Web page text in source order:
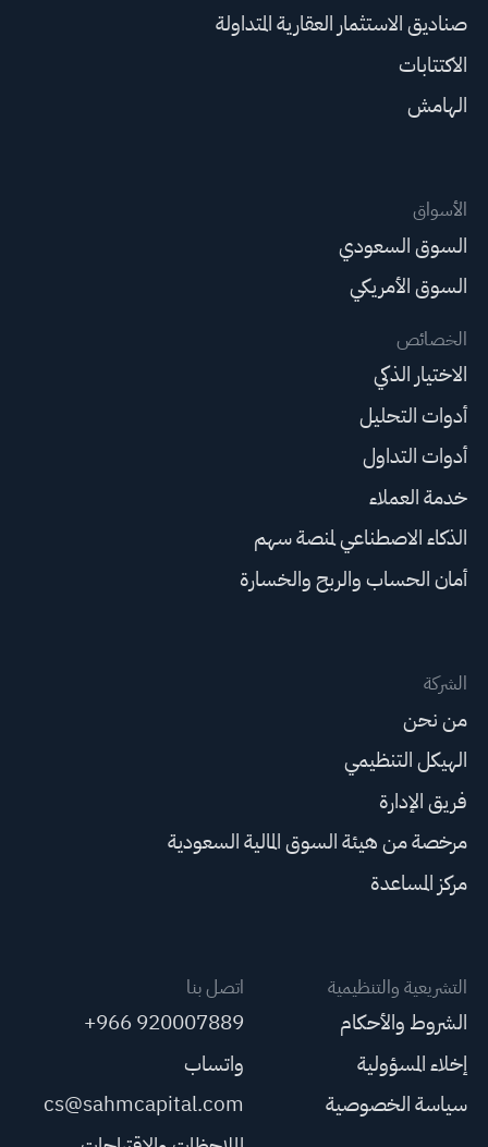
صناديق الاستثمار العقارية المتداولة
الاكتتابات
الهامش
الأسواق
السوق السعودي
السوق الأمريكي
الخصائص
الاختيار الذكي
أدوات التحليل
أدوات التداول
خدمة العملاء
الذكاء الاصطناعي لمنصة سهم
أمان الحساب والربح والخسارة
الشركة
من نحن
الهيكل التنظيمي
فريق الإدارة
مرخصة من هيئة السوق المالية السعودية
مركز المساعدة
التشريعية والتنظيمية
الشروط والأحكام
إخلاء المسؤولية
سياسة الخصوصية
اتصل بنا
+966 920007889
واتساب
cs@sahmcapital.com